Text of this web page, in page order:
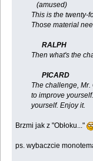
(amused)
This is the twenty-
Those material
RALPH
Then what's the
PICARD
The challenge, Mr.
to improve
yourself. Enjoy it.
Brzmi jak z "Obłoku..."
ps. wybaczcie